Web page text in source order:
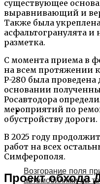
существующее
выравнивающий и
Также была
асфальтогранулята и
разметка.
С момента приема в
на всем протяжении
Р-280 была
основании
Росавтодора
мероприятий по
обустройству дороги.
В 2025 году
работ на всех
Симферополя.
Проект обхода
Возгорание поля
автомобилями на